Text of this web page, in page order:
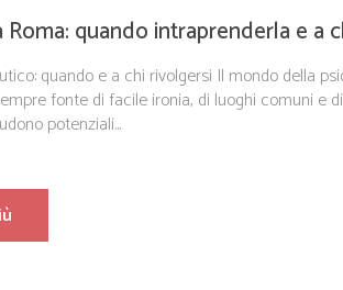
Roma: quando intraprenderla e a
quando e a chi rivolgersi Il mondo della
fonte di facile ironia, di luoghi comuni e
potenziali...